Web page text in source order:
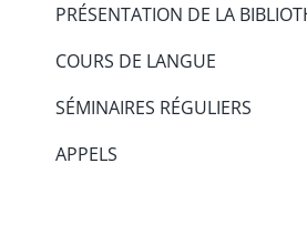
PRÉSENTATION DE LA
COURS DE LANGUE
SÉMINAIRES RÉGULIERS
APPELS